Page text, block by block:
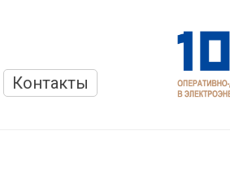
Контакты